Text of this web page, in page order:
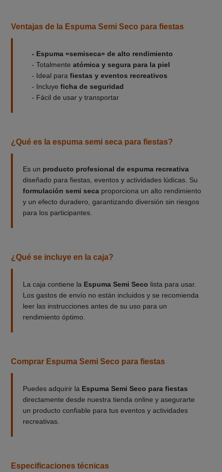
Ventajas de la Espuma Semi Seco para fiestas
- Espuma «semiseca» de alto rendimiento
- Totalmente atómica y segura para la piel
- Ideal para fiestas y eventos recreativos
- Incluye ficha de seguridad
- Fácil de usar y transportar
¿Qué es la espuma semi seca para fiestas?
Es un producto profesional de espuma recreativa
diseñado para fiestas, eventos y actividades lúdicas. Su
formulación semi secaproporciona un alto rendimiento
y un efecto duradero, garantizando diversión sin riesgos
para los participantes.
¿Qué se incluye en la caja?
La caja contiene la Espuma Semi Seco lista para usar.
Los gastos de envío no están incluidos y se recomienda
leer las instrucciones antes de su uso para un
rendimiento óptimo.
Comprar Espuma Semi Seco para fiestas
Puedes adquirir la Espuma Semi Seco para fiestas
directamente desde nuestra tienda online y asegurarte
un producto confiable para tus eventos y actividades
recreativas.
Especificaciones técnicas